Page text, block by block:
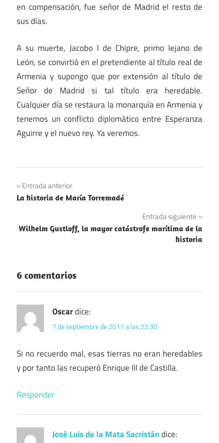
en compensación, fue señor de Madrid el resto de
sus días.
A su muerte, Jacobo I de Chipre, primo lejano de
León, se convirtió en el pretendiente al título real de
Armenia y supongo que por extensión al título de
Señor de Madrid si tal título era heredable.
Cualquier día se restaura la monarquía en Armenia y
tenemos un conflicto diplomático entre Esperanza
Aguirre y el nuevo rey. Ya veremos.
Navegación
de
entradas
Entrada anterior
La historia de María Torremadé
Entrada siguiente
Wilhelm Gustloff, la mayor catástrofe marítima de la
historia
6 comentarios
Oscardice:
7 de septiembre de 2011 a las 22:30
Si no recuerdo mal, esas tierras no eran heredables
y por tanto las recuperó Enrique III de Castilla.
Responder
José Luis de la Mata Sacristándice: